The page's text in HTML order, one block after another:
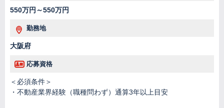
550万円～550万円
勤務地
大阪府
応募資格
＜必須条件＞
・不動産業界経験（職種問わず）通算3年以上目安